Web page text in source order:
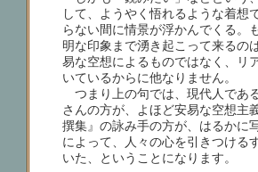
して、ようやく悟れるような着想
らない間に情景が浮かんでくる。
明な印象まで湧き起こって来るの
易な空想によるものではなく、リ
いているからに他なりません。
つまり上の句では、現代人であ
さんの方が、よほど安易な空想主
撰集』の詠み手の方が、はるかに
によって、人々の心を引きつける
いた、ということになります。